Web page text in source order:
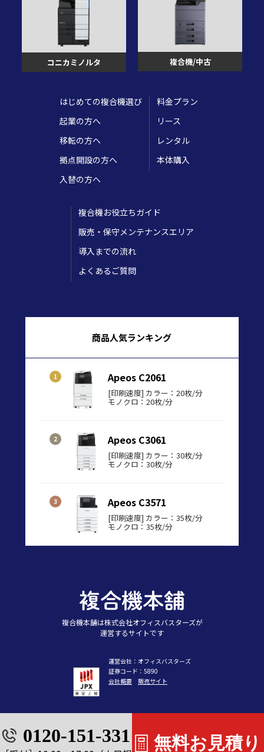
0120-151-331 無料お見積り
コニカミノルタ 複合機/中古
はじめての複合機選び
起業の方へ
移転の方へ
拠点開設の方へ
入替の方へ
料金プラン
リース
レンタル
本体購入
複合機お役立ちガイド
販売・保守メンテナンスエリア
導入までの流れ
よくあるご質問
商品人気ランキング
Apeos C2061
[印刷速度] カラー：20枚/分
モノクロ：20枚/分
Apeos C3061
[印刷速度] カラー：30枚/分
モノクロ：30枚/分
Apeos C3571
[印刷速度] カラー：35枚/分
モノクロ：35枚/分
複合機本舗は株式会社オフィスバスターズが
運営するサイトです
運営会社：オフィスバスターズ
証券コード：5890
会社概要
販売サイト